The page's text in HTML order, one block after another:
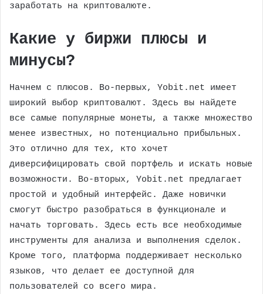
заработать на криптовалюте.
Какие у биржи плюсы и
минусы?
Начнем с плюсов. Во-первых, Yobit.net имеет
широкий выбор криптовалют. Здесь вы найдете
все самые популярные монеты, а также множество
менее известных, но потенциально прибыльных.
Это отлично для тех, кто хочет
диверсифицировать свой портфель и искать новые
возможности. Во-вторых, Yobit.net предлагает
простой и удобный интерфейс. Даже новички
смогут быстро разобраться в функционале и
начать торговать. Здесь есть все необходимые
инструменты для анализа и выполнения сделок.
Кроме того, платформа поддерживает несколько
языков, что делает ее доступной для
пользователей со всего мира.